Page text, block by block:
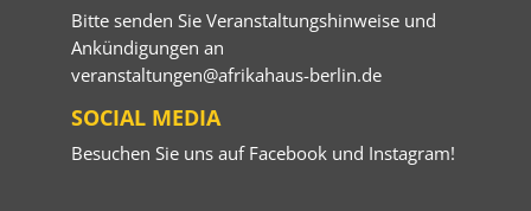
Bitte senden Sie Veranstaltungshinweise und
Ankündigungen an
veranstaltungen@afrikahaus-berlin.de
SOCIAL MEDIA
Besuchen Sie uns auf Facebookund Instagram!